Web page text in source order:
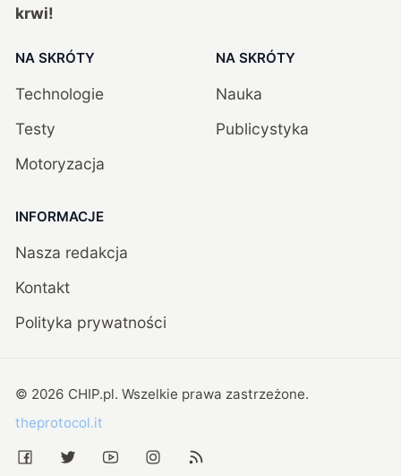
krwi!
NA SKRÓTY
Technologie
Testy
Motoryzacja
NA SKRÓTY
Nauka
Publicystyka
INFORMACJE
Nasza redakcja
Kontakt
Polityka prywatności
© 2026 CHIP.pl. Wszelkie prawa zastrzeżone.
theprotocol.it